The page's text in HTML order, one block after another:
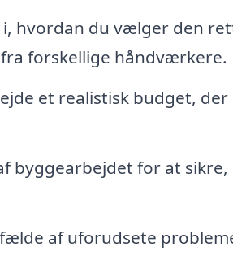
i, hvordan du vælger den
forskellige håndværkere.
et realistisk budget,
byggearbejdet for at
af uforudsete